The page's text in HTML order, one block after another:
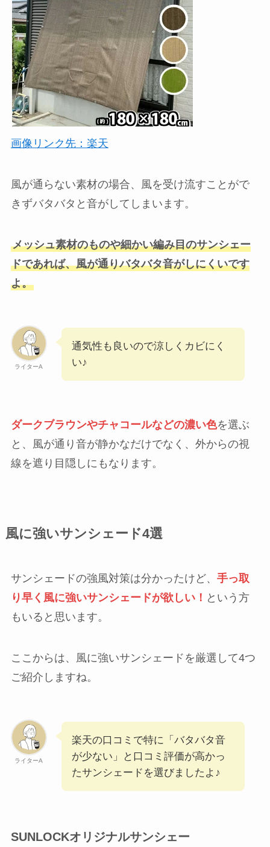
画像リンク先：楽天
風が通らない素材の場合、風を受け流すことがで
きずバタバタと音がしてしまいます。
メッシュ素材のものや細かい編み目のサンシェー
ドであれば、風が通りバタバタ音がしにくいです
よ。
ライターA
通気性も良いので涼しくカビにく
い♪
ダークブラウンやチャコールなどの濃い色を選ぶ
と、風が通り音が静かなだけでなく、外からの視
線を遮り目隠しにもなります。
風に強いサンシェード4選
サンシェードの強風対策は分かったけど、 手っ取
り早く風に強いサンシェードが欲しい！ という方
もいると思います。
ここからは、風に強いサンシェードを厳選して4つ
ご紹介しますね。
ライターA
楽天の口コミで特に「バタバタ音
が少ない」と口コミ評価が高かっ
たサンシェードを選びましたよ♪
SUNLOCKオリジナルサンシェー